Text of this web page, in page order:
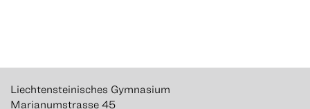
Liechtensteinisches Gymnasium
Marianumstrasse 45